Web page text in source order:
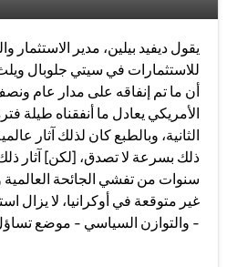
يقول ديفيد بيلين، مدير الاستثمار
للاستثمارات في سيتي جلوبال
أن ما تم إنفاقه على مدار عام
الأمريكي يعادل ما أنفقناه طيلة
الثانية، وبالطبع كان لذلك آثار
ذلك بسرعة لا تصدق، [لكن] آثار
سنوات من تفشي الجائحة
غير متوقعة في أوكرانيا، لا يزال
- والتوازن السياسي - موضع